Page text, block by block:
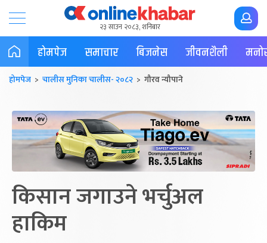
२३ साउन २०८३, शनिबार
होमपेज समाचार बिजनेस जीवनशैली
होमपेज > चालीस मुनिका चालीस- २०८२ > गौरव न्यौपाने
किसान जगाउने भर्चुअल
हाकिम